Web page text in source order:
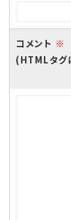
コメント ※
(HTMLタグ